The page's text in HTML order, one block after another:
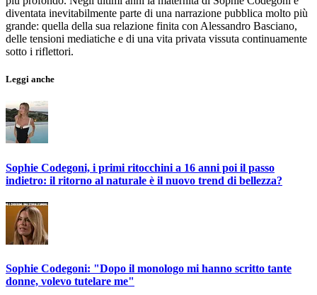
diventata inevitabilmente parte di una narrazione pubblica molto più
grande: quella della sua relazione finita con Alessandro Basciano,
delle tensioni mediatiche e di una vita privata vissuta continuamente
sotto i riflettori.
Leggi anche
Sophie Codegoni, i primi ritocchini a 16 anni poi il passo
indietro: il ritorno al naturale è il nuovo trend di bellezza?
Sophie Codegoni: "Dopo il monologo mi hanno scritto tante
donne, volevo tutelare me"